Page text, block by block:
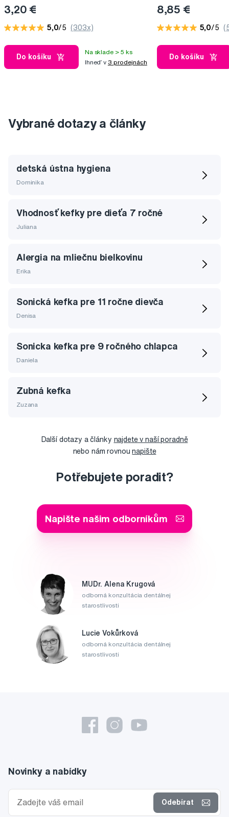
3,20 €
5,0/5 (303x)
Do košíku
Na sklade > 5 ks
Ihneď v 3 prodejnách
8,85 €
5,0/5
Do košíku
Vybrané dotazy a články
detská ústna hygiena
Dominika
Vhodnosť kefky pre dieťa 7 ročné
Juliana
Alergia na mliečnu bielkovinu
Erika
Sonická kefka pre 11 ročne dievča
Denisa
Sonicka kefka pre 9 ročného chlapca
Daniela
Zubná kefka
Zuzana
Další dotazy a články najdete v naší poradně
nebo nám rovnounapište
Potřebujete poradit?
Napište našim odborníkům
MUDr. Alena Krugová
odborná konzultácia dentálnej
starostlivosti
Lucie Vokůrková
odborná konzultácia dentálnej
starostlivosti
Novinky a nabídky
Odebírat